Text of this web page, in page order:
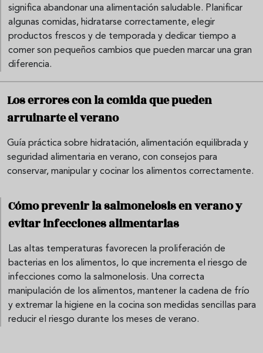
significa abandonar una alimentación saludable. Planificar
algunas comidas, hidratarse correctamente, elegir
productos frescos y de temporada y dedicar tiempo a
comer son pequeños cambios que pueden marcar una gran
diferencia.
Los errores con la comida que pueden
arruinarte el verano
Guía práctica sobre hidratación, alimentación equilibrada y
seguridad alimentaria en verano, con consejos para
conservar, manipular y cocinar los alimentos correctamente.
Cómo prevenir la salmonelosis en verano y
evitar infecciones alimentarias
Las altas temperaturas favorecen la proliferación de
bacterias en los alimentos, lo que incrementa el riesgo de
infecciones como la salmonelosis. Una correcta
manipulación de los alimentos, mantener la cadena de frío
y extremar la higiene en la cocina son medidas sencillas para
reducir el riesgo durante los meses de verano.